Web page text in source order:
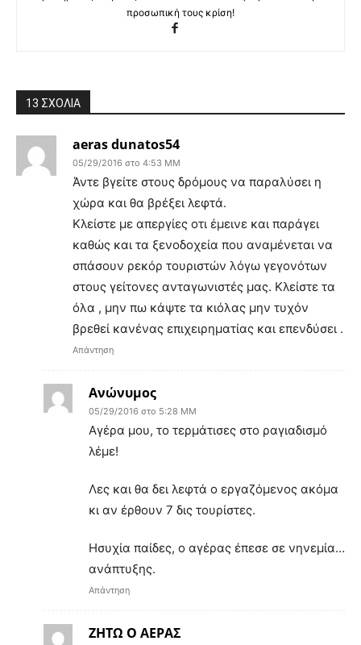
προσωπική τους κρίση!
13 ΣΧΟΛΙΑ
aeras dunatos54
05/29/2016 στο 4:53 ΜΜ
Άντε βγείτε στους δρόμους να παραλύσει η
χώρα και θα βρέξει λεφτά.
Κλείστε με απεργίες οτι έμεινε και παράγει
καθώς και τα ξενοδοχεία που αναμένεται να
σπάσουν ρεκόρ τουριστών λόγω γεγονότων
στους γείτονες ανταγωνιστές μας. Κλείστε τα
όλα , μην πω κάψτε τα κιόλας μην τυχόν
βρεθεί κανένας επιχειρηματίας και επενδύσει .
Απάντηση
Ανώνυμος
05/29/2016 στο 5:28 ΜΜ
Αγέρα μου, το τερμάτισες στο ραγιαδισμό
λέμε!
Λες και θα δει λεφτά ο εργαζόμενος ακόμα
κι αν έρθουν 7 δις τουρίστες.
Ησυχία παίδες, ο αγέρας έπεσε σε νηνεμία…
ανάπτυξης.
Απάντηση
ΖΗΤΩ Ο ΑΕΡΑΣ